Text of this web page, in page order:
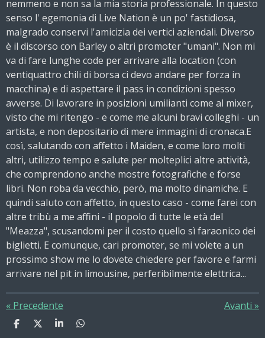
nemmeno e non sa la mia storia professionale. In questo
senso l' egemonia di Live Nation è un po' fastidiosa,
malgrado conservi l'amicizia dei vertici aziendali. Diverso
è il discorso con Barley o altri promoter "umani". Non mi
va di fare lunghe code per arrivare alla location (con
ventiquattro chili di borsa ci devo andare per forza in
macchina) e di aspettare il pass in condizioni spesso
avverse. Di lavorare in posizioni umilianti come al mixer,
visto che mi ritengo - e come me alcuni bravi colleghi - un
artista, e non depositario di mere immagini di cronaca.E
così, salutando con affetto i Maiden, e come loro molti
altri, utilizzo tempo e salute per molteplici altre attività,
che comprendono anche mostre fotografiche e forse
libri. Non roba da vecchio, però, ma molto dinamiche. E
quindi saluto con affetto, in questo caso - come farei con
altre tribù a me affini - il popolo di tutte le età del
"Meazza", scusandomi per il costo quello sì faraonico dei
biglietti. E comunque, cari promoter, se mi volete a un
prossimo show me lo dovete chiedere per favore e farmi
arrivare nel pit in limousine, perferibilmente elettrica...
« Precedente Avanti »
C
C
C
C